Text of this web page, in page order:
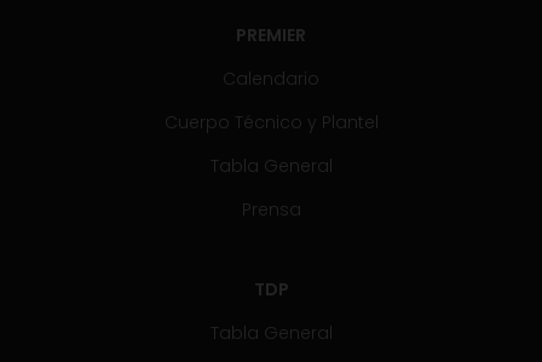
PREMIER
Calendario
Cuerpo Técnico y Plantel
Tabla General
Prensa
TDP
Tabla General